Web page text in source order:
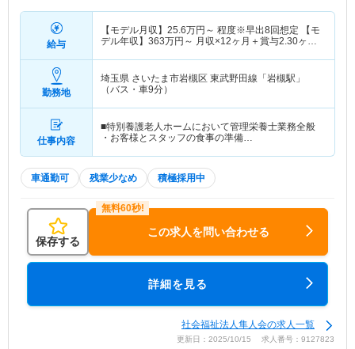
給与
【モデル月収】 25.6万円～ 程度※早出8回想定 【モ
デル年収】 363万円～ 月収×12ヶ月＋賞与2.30ヶ月
勤務地
埼玉県 さいたま市岩槻区 東武野田線「岩槻駅」
（バス・車9分）
仕事内容
■特別養護老人ホームにおいて管理栄養士業務全般
・お客様とスタッフの食事の準備…
車通勤可 残業少なめ 積極採用中
保存する
この求人を問い合わせる
詳細を見る
社会福祉法人隼人会の求人一覧
更新日：2025/10/15 求人番号：9127823